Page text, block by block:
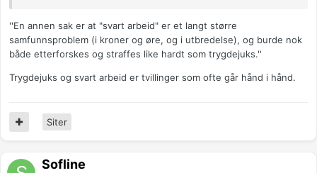
''En annen sak er at "svart arbeid" er et langt større
samfunnsproblem (i kroner og øre, og i utbredelse), og burde nok
både etterforskes og straffes like hardt som trygdejuks.''
Trygdejuks og svart arbeid er tvillinger som ofte går hånd i hånd.
Siter
Sofline